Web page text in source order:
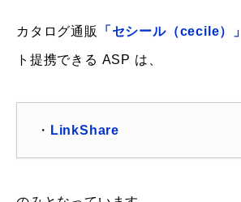
カタログ通販 「セシール（cecile）」
ト提携できる ASP は、
・ LinkShare